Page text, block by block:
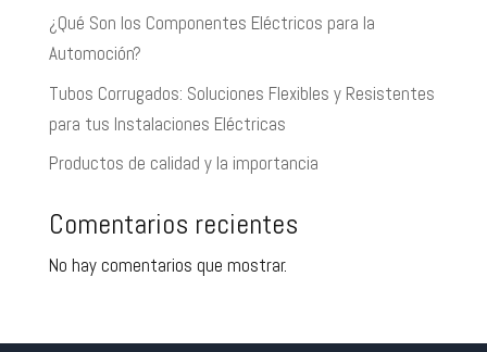
¿Qué Son los Componentes Eléctricos para la
Automoción?
Tubos Corrugados: Soluciones Flexibles y Resistentes
para tus Instalaciones Eléctricas
Productos de calidad y la importancia
Comentarios recientes
No hay comentarios que mostrar.